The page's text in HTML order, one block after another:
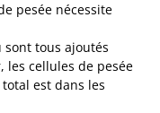
pesée nécessite
sont tous ajoutés
les cellules de pesée
est dans les